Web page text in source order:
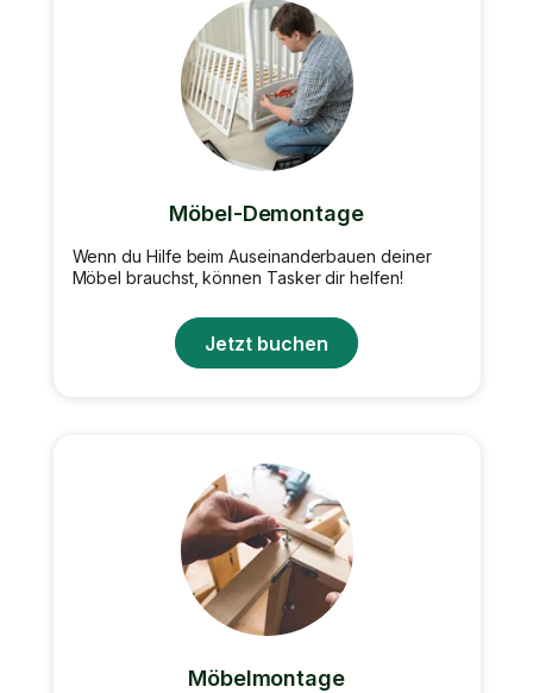
Möbel-Demontage
Wenn du Hilfe beim Auseinanderbauen deiner
Möbel brauchst, können Tasker dir helfen!
Jetzt buchen
Möbelmontage